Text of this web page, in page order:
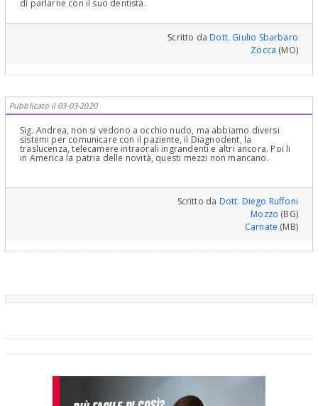
di parlarne con il suo dentista.
Scritto daDott. Giulio Sbarbaro
Zocca (MO)
Pubblicato il 03-03-2020
Sig. Andrea, non si vedono a occhio nudo, ma abbiamo diversi
sistemi per comunicare con il paziente, il Diagnodent, la
traslucenza, telecamere intraorali ingrandenti e altri ancora. Poi li
in America la patria delle novità, questi mezzi non mancano.
Scritto da Dott. Diego Ruffoni
Mozzo (BG)
Carnate (MB)